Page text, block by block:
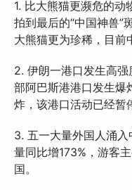
1. 比大熊猫更濒危的动
拍到最后的“中国神兽”
大熊猫更为珍稀，目前
2. 伊朗一港口发生高
部阿巴斯港港口发生爆
炸，该港口活动已经暂
3. 五一大量外国人涌
量同比增173%，游客
国。